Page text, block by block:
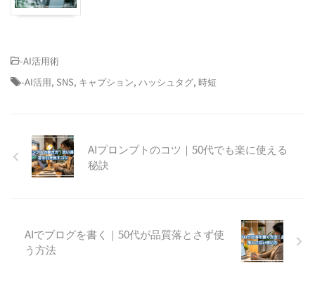
-AI活用術
-AI活用, SNS, キャプション, ハッシュタグ, 時短
AIプロンプトのコツ｜50代でも楽に使える
秘訣
AIでブログを書く｜50代が品質落とさず使
う方法